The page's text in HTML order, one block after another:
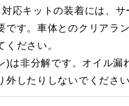
応キットの装着には、サ
です。車体とのクリアラ
ください。
)は非分解です。オイル漏
外したりしないでください